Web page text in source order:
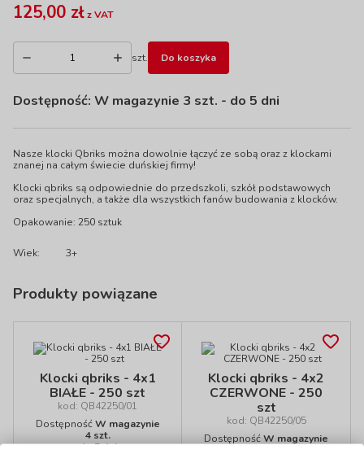
125,00 złz VAT
szt. Do koszyka
Dostępność: W magazynie 3 szt. - do 5 dni
Nasze klocki Qbriks można dowolnie łączyć ze sobą oraz z klockami
znanej na całym świecie duńskiej firmy!
Klocki qbriks są odpowiednie do przedszkoli, szkół podstawowych
oraz specjalnych, a także dla wszystkich fanów budowania z klocków.
Opakowanie: 250 sztuk
Wiek: 3+
Produkty powiązane
Klocki qbriks - 4x1
BIAŁE - 250 szt
kod: QB42250/01
DostępnośćW magazynie
4 szt.
do 5 dni
Klocki qbriks - 4x2
CZERWONE - 250
szt
kod: QB42250/05
DostępnośćW magazynie